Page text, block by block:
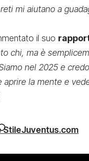
mi aiutano a
il suo
chi, ma è
nel 2025 e
la mente e
StileJuventus.com